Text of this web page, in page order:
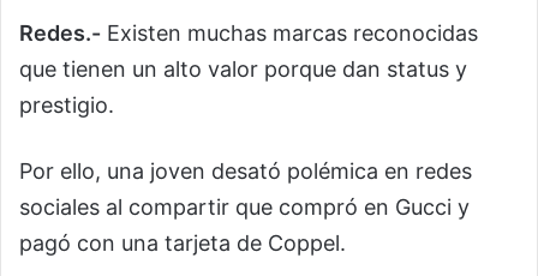
Redes.- Existen muchas marcas reconocidas
que tienen un alto valor porque dan status y
prestigio.
Por ello, una joven desató polémica en redes
sociales al compartir que compró en Gucci y
pagó con una tarjeta de Coppel.